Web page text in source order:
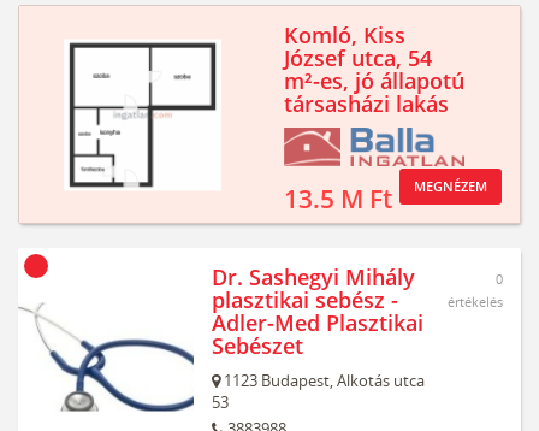
Komló, Kiss
József utca, 54
m²-es, jó állapotú
társasházi lakás
13.5 M Ft MEGNÉZEM
Dr. Sashegyi Mihály
plasztikai sebész -
Adler-Med Plasztikai
Sebészet
1123 Budapest,Alkotás utca
53
0
értékelés